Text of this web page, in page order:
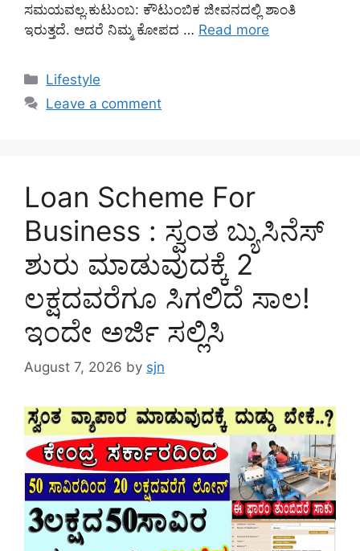
ಸಮಯವಲ್ಲ.ಕುಟುಂಬ: ಕೌಟುಂಬಿಕ ಜೀವನದಲ್ಲಿ ಶಾಂತಿ
ಇರುತ್ತದೆ. ಆದರೆ ನಿಮ್ಮ ಕೋಪದ … Read more
Categories
Lifestyle
Leave a comment
Loan Scheme For
Business : ಸ್ವಂತ ಬ್ಯುಸಿನೆಸ್
ಶುರು ಮಾಡುವುದಕ್ಕೆ 2
ಲಕ್ಷದವರೆಗೂ ಸಿಗಲಿದೆ ಸಾಲ!
ಇಂದೇ ಅರ್ಜಿ ಸಲ್ಲಿಸಿ
August 7, 2026 by sjn